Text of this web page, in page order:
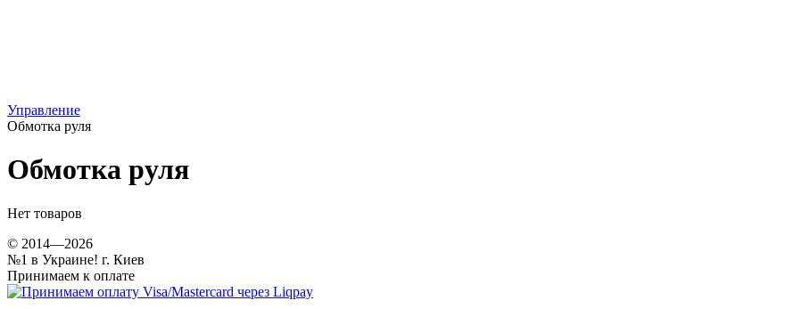
Управление
Обмотка руля
Обмотка руля
Нет товаров
© 2014—2026
№1 в Украине! г. Киев
Принимаем к оплате